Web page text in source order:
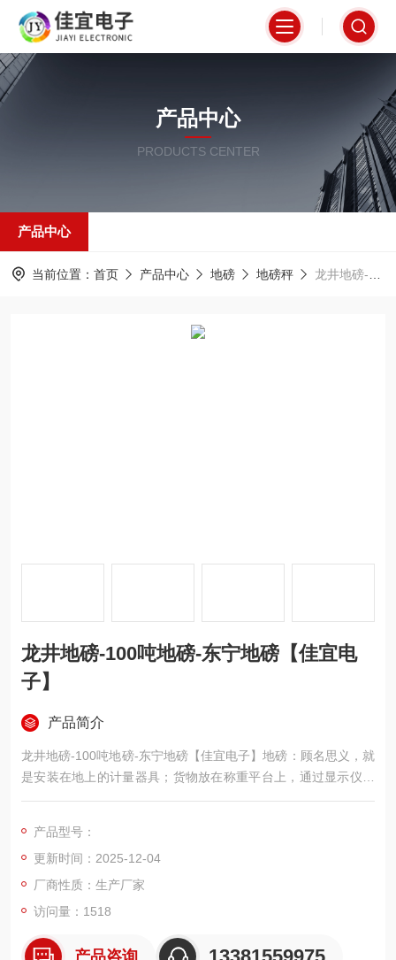
产品中心
PRODUCTS CENTER
产品中心
当前位置： 首页 产品中心 地磅 地磅秤 龙井地磅-100吨地磅-东宁地磅【佳宜电子】
龙井地磅-100吨地磅-东宁地磅【佳宜电
子】
产品简介
龙井地磅-100吨地磅-东宁地磅【佳宜电子】地磅：顾名思义，就
是安装在地上的计量器具；货物放在称重平台上，通过显示仪表
直接显示出货物重量的一种设备；想了解或订购120吨地磅的用
放心，热切期等与您的交流和合作！
产品型号：
更新时间：2025-12-04
厂商性质：生产厂家
访问量：1518
产品咨询